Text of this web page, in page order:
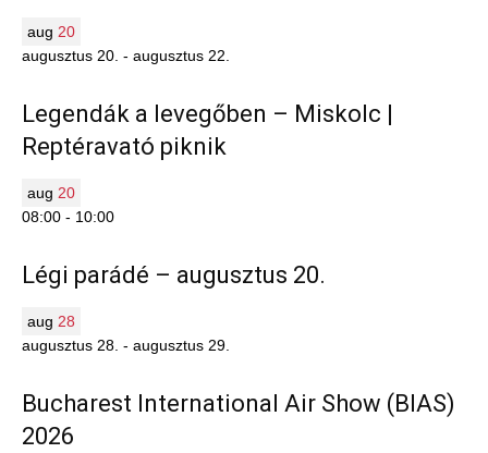
aug 20
augusztus 20. - augusztus 22.
Legendák a levegőben – Miskolc |
Reptéravató piknik
aug 20
08:00 - 10:00
Légi parádé – augusztus 20.
aug 28
augusztus 28. - augusztus 29.
Bucharest International Air Show (BIAS)
2026